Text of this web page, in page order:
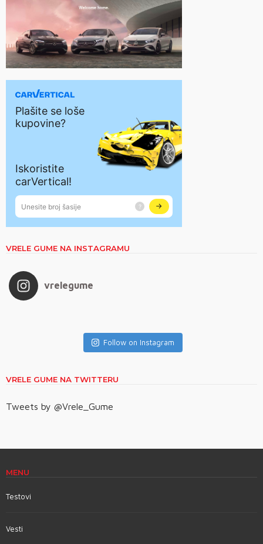
VRELE GUME NA INSTAGRAMU
vrelegume
Follow on Instagram
VRELE GUME NA TWITTERU
Tweets by @Vrele_Gume
MENU
Testovi
Vesti